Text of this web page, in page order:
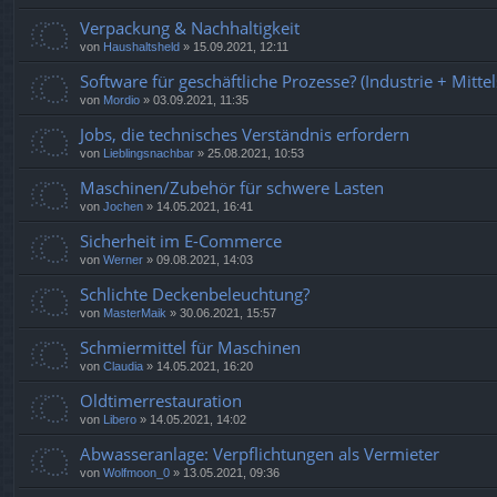
Verpackung & Nachhaltigkeit
von Haushaltsheld » 15.09.2021, 12:11
Software für geschäftliche Prozesse? (Industrie +
von Mordio » 03.09.2021, 11:35
Jobs, die technisches Verständnis erfordern
von Lieblingsnachbar » 25.08.2021, 10:53
Maschinen/Zubehör für schwere Lasten
von Jochen » 14.05.2021, 16:41
Sicherheit im E-Commerce
von Werner » 09.08.2021, 14:03
Schlichte Deckenbeleuchtung?
von MasterMaik » 30.06.2021, 15:57
Schmiermittel für Maschinen
von Claudia » 14.05.2021, 16:20
Oldtimerrestauration
von Libero » 14.05.2021, 14:02
Abwasseranlage: Verpflichtungen als Vermieter
von Wolfmoon_0 » 13.05.2021, 09:36